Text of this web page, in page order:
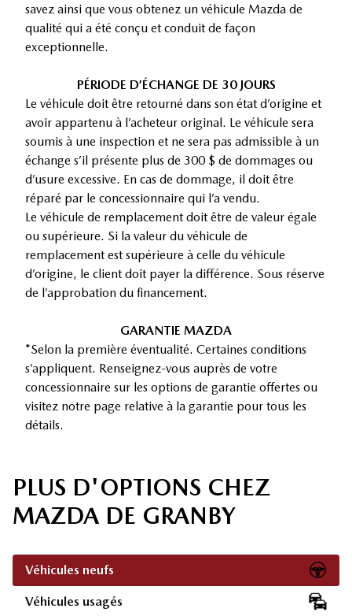
savez ainsi que vous obtenez un véhicule Mazda de
qualité qui a été conçu et conduit de façon
exceptionnelle.
PÉRIODE D’ÉCHANGE DE 30 JOURS
Le véhicule doit être retourné dans son état d’origine et
avoir appartenu à l’acheteur original. Le véhicule sera
soumis à une inspection et ne sera pas admissible à un
échange s’il présente plus de 300 $ de dommages ou
d’usure excessive. En cas de dommage, il doit être
réparé par le concessionnaire qui l’a vendu.
Le véhicule de remplacement doit être de valeur égale
ou supérieure. Si la valeur du véhicule de
remplacement est supérieure à celle du véhicule
d’origine, le client doit payer la différence. Sous réserve
de l’approbation du financement.
GARANTIE MAZDA
*Selon la première éventualité. Certaines conditions
s’appliquent. Renseignez-vous auprès de votre
concessionnaire sur les options de garantie offertes ou
visitez notre page relative à la garantie pour tous les
détails.
PLUS D'OPTIONS CHEZ
MAZDA DE GRANBY
Véhicules neufs
Véhicules usagés